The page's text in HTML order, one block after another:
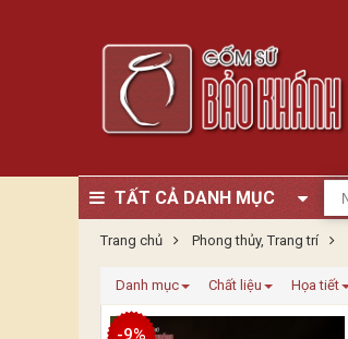
TẤT CẢ DANH MỤC
Trang chủ Phong thủy, Trang trí
Danh mục Chất liệu Họa tiết
-9%